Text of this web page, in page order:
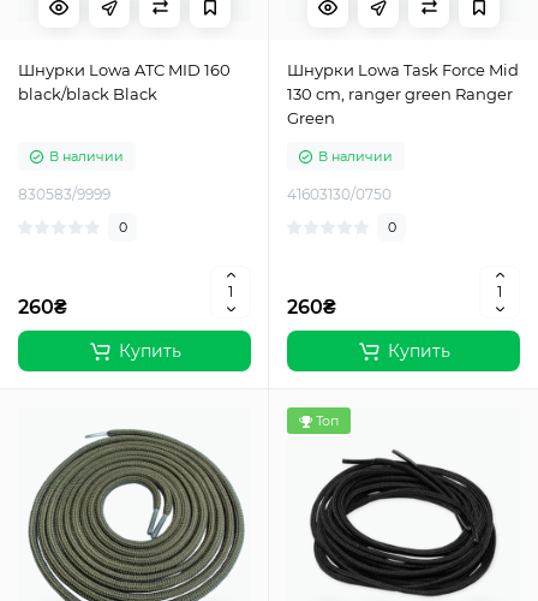
Шнурки Lowa ATC MID 160
black/black Black
В наличии
830583/9999
0
260₴
Купить
Шнурки Lowa Task Force Mid
130 cm, ranger green Ranger
Green
В наличии
41603130/0750
0
260₴
Купить
Топ